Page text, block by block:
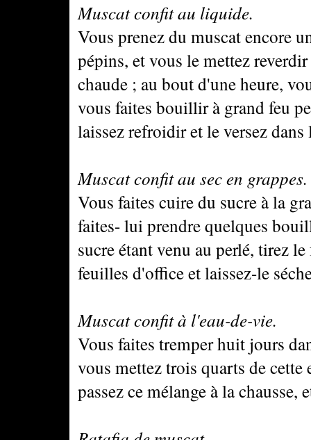
Muscat confit au liquide.
Vous prenez du muscat encore
pépins, et vous le mettez
chaude ; au bout d'une heure,
vous faites bouillir à grand feu
laissez refroidir et le versez dans
Muscat confit au sec en grappes.
Vous faites cuire du sucre à la
faites- lui prendre quelques
sucre étant venu au perlé, tirez
feuilles d'office et laissez-le
Muscat confit à l'eau-de-vie.
Vous faites tremper huit jours
vous mettez trois quarts de
passez ce mélange à la chausse,